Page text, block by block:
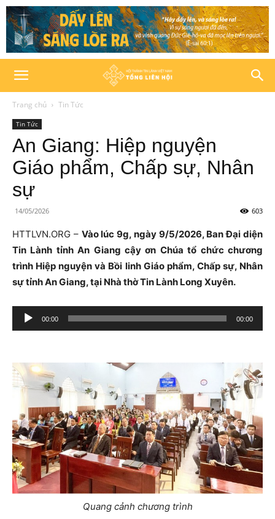
Trang chủ Tin Tức
Tin Tức
An Giang: Hiệp nguyện
Giáo phẩm, Chấp sự, Nhân
sự
14/05/2026 603
HTTLVN.ORG – Vào lúc 9g, ngày 9/5/2026, Ban Đại diện
Tin Lành tỉnh An Giang cậy ơn Chúa tổ chức chương
trình Hiệp nguyện và Bồi linh Giáo phẩm, Chấp sự, Nhân
sự tỉnh An Giang, tại Nhà thờ Tin Lành Long Xuyên.
Trình
phát
thanh
00:00 00:00
Quang cảnh chương trình